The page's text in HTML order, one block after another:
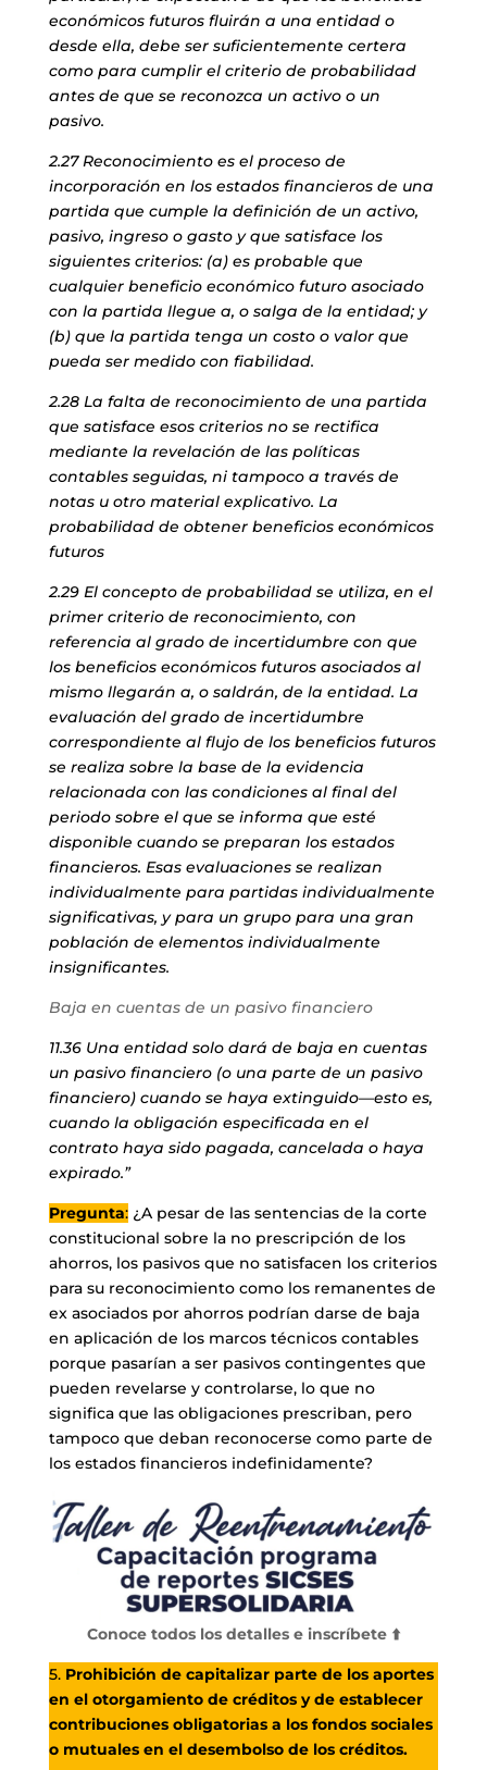
económicos futuros fluirán a una entidad o
desde ella, debe ser suficientemente certera
como para cumplir el criterio de probabilidad
antes de que se reconozca un activo o un
pasivo.
2.27 Reconocimiento es el proceso de
incorporación en los estados financieros de una
partida que cumple la definición de un activo,
pasivo, ingreso o gasto y que satisface los
siguientes criterios: (a) es probable que
cualquier beneficio económico futuro asociado
con la partida llegue a, o salga de la entidad; y
(b) que la partida tenga un costo o valor que
pueda ser medido con fiabilidad.
2.28 La falta de reconocimiento de una partida
que satisface esos criterios no se rectifica
mediante la revelación de las políticas
contables seguidas, ni tampoco a través de
notas u otro material explicativo. La
probabilidad de obtener beneficios económicos
futuros
2.29 El concepto de probabilidad se utiliza, en el
primer criterio de reconocimiento, con
referencia al grado de incertidumbre con que
los beneficios económicos futuros asociados al
mismo llegarán a, o saldrán, de la entidad. La
evaluación del grado de incertidumbre
correspondiente al flujo de los beneficios futuros
se realiza sobre la base de la evidencia
relacionada con las condiciones al final del
periodo sobre el que se informa que esté
disponible cuando se preparan los estados
financieros. Esas evaluaciones se realizan
individualmente para partidas individualmente
significativas, y para un grupo para una gran
población de elementos individualmente
insignificantes.
Baja en cuentas de un pasivo financiero
11.36 Una entidad solo dará de baja en cuentas
un pasivo financiero (o una parte de un pasivo
financiero) cuando se haya extinguido—esto es,
cuando la obligación especificada en el
contrato haya sido pagada, cancelada o haya
expirado.”
Pregunta:¿A pesar de las sentencias de la corte
constitucional sobre la no prescripción de los
ahorros, los pasivos que no satisfacen los criterios
para su reconocimiento como los remanentes de
ex asociados por ahorros podrían darse de baja
en aplicación de los marcos técnicos contables
porque pasarían a ser pasivos contingentes que
pueden revelarse y controlarse, lo que no
significa que las obligaciones prescriban, pero
tampoco que deban reconocerse como parte de
los estados financieros indefinidamente?
Conoce todos los detalles e inscríbete ⬆️
5. Prohibición de capitalizar parte de los aportes
en el otorgamiento de créditos y de establecer
contribuciones obligatorias a los fondos sociales
o mutuales en el desembolso de los créditos.